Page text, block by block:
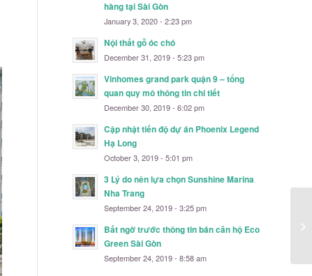
hàng tại Sài Gòn
January 3, 2020 - 2:23 pm
Nội thất gỗ óc chó
December 31, 2019 - 5:23 pm
Vinhomes grand park quận 9 – tổng
quan quy mô thông tin chi tiết
December 30, 2019 - 6:02 pm
Cập nhật tiến độ dự án Phoenix Legend
Hạ Long
October 3, 2019 - 5:01 pm
3 Lý do nên lựa chọn Sunshine Marina
Nha Trang
September 24, 2019 - 3:25 pm
Bất ngờ trước thông tin bán căn hộ Eco
Green Sài Gòn
September 24, 2019 - 8:58 am